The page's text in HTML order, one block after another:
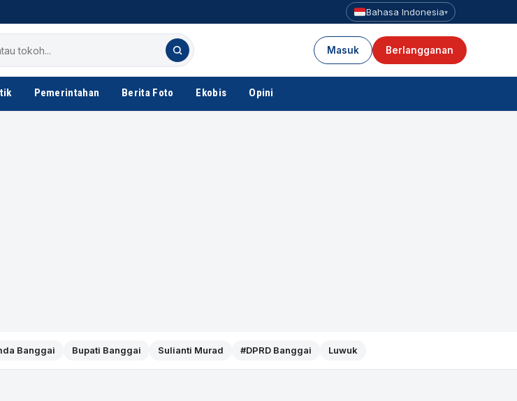
Bahasa Indonesia▾
Masuk Berlangganan
Pemerintahan Berita Foto Ekobis Opini
Banggai Bupati Banggai Sulianti Murad #DPRD Banggai Luwuk